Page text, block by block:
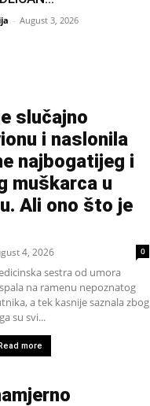
- August 3, 2026
slučajno
i naslonila
najbogatijeg i
muškarca u
Ali ono što je
4, 2026 0
sestra od umora
na ramenu nepoznatog
a tek kasnije saznala zbog
su svi...
more